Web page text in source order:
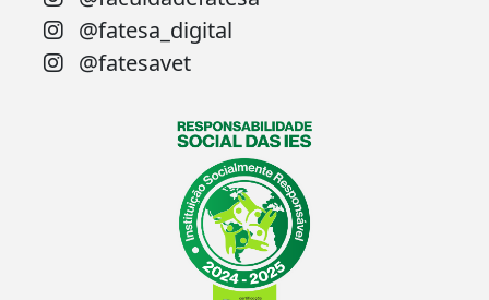
@fatesa_digital
@fatesavet